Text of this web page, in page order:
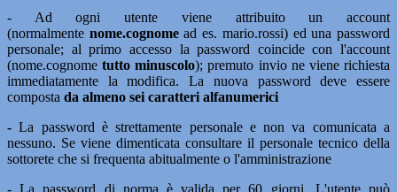
- Ad ogni utente viene attribuito un account
(normalmente nome.cognomead es. mario.rossi) ed una password
personale; al primo accesso la password coincide con l'account
(nome.cognometutto minuscolo); premuto invio ne viene richiesta
immediatamente la modifica. La nuova password deve essere
composta da almeno sei caratteri alfanumerici
-La password è strettamente personale e non va comunicata a
nessuno. Se viene dimenticata consultare il personale tecnico della
sottorete che si frequenta abitualmente o l'amministrazione
- La password di norma è valida per 60 giorni. L'utente può